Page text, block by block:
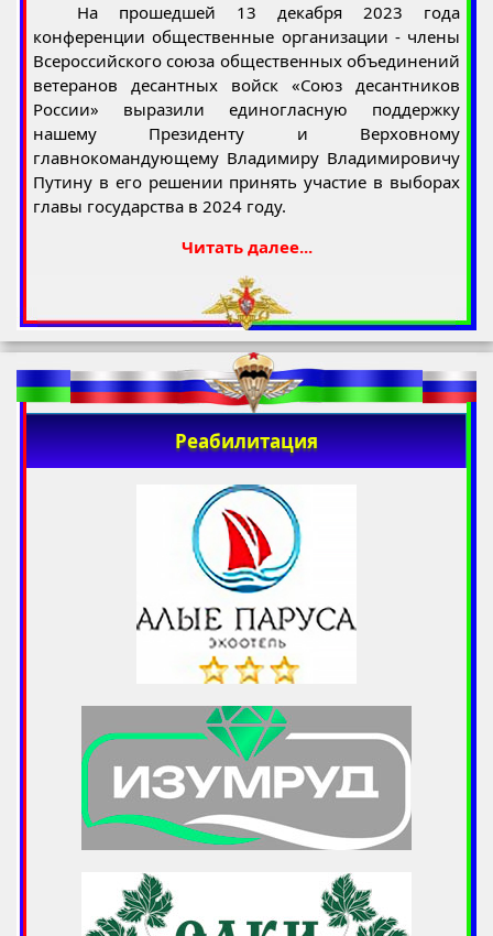
На прошедшей 13 декабря 2023 года
конференции общественные организации - члены
Всероссийского союза общественных объединений
ветеранов десантных войск «Союз десантников
России» выразили единогласную поддержку
нашему Президенту и Верховному
главнокомандующему Владимиру Владимировичу
Путину в его решении принять участие в выборах
главы государства в 2024 году.
Читать далее...
Реабилитация